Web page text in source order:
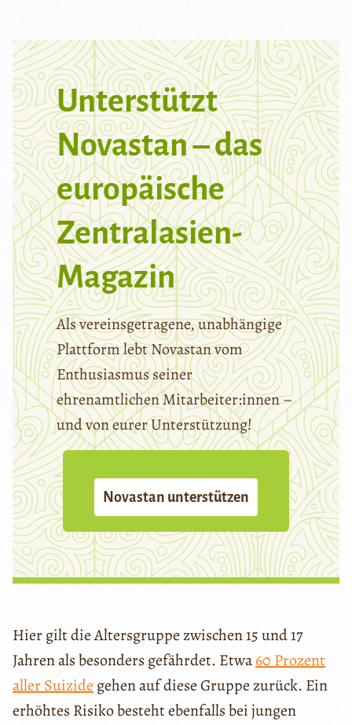
Unterstützt
Novastan – das
europäische
Zentralasien-
Magazin
Als vereinsgetragene, unabhängige
Plattform lebt Novastan vom
Enthusiasmus seiner
ehrenamtlichen Mitarbeiter:innen –
und von eurer Unterstützung!
Novastan unterstützen
Hier gilt die Altersgruppe zwischen 15 und 17
Jahren als besonders gefährdet. Etwa60 Prozent
aller Suizide gehen auf diese Gruppe zurück. Ein
erhöhtes Risiko besteht ebenfalls bei jungen